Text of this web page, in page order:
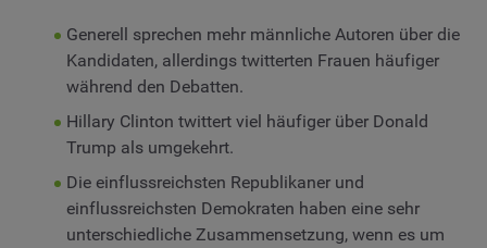
Generell sprechen mehr männliche Autoren über die
Kandidaten, allerdings twitterten Frauen häufiger
während den Debatten.
Hillary Clinton twittert viel häufiger über Donald
Trump als umgekehrt.
Die einflussreichsten Republikaner und
einflussreichsten Demokraten haben eine sehr
unterschiedliche Zusammensetzung, wenn es um